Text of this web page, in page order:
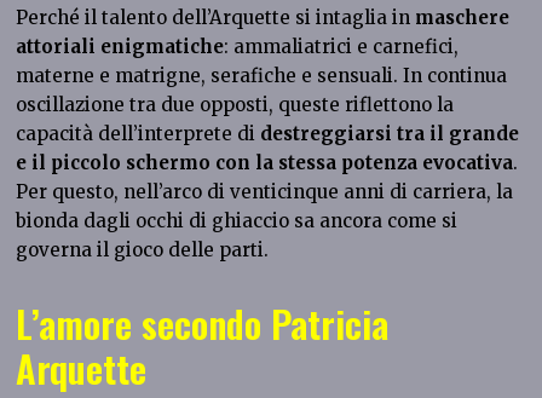
Perché il talento dell’Arquette si intaglia in maschere
attoriali enigmatiche: ammaliatrici e carnefici,
materne e matrigne, serafiche e sensuali. In continua
oscillazione tra due opposti, queste riflettono la
capacità dell’interprete di destreggiarsi tra il grande
e il piccolo schermo con la stessa potenza evocativa.
Per questo, nell’arco di venticinque anni di carriera, la
bionda dagli occhi di ghiaccio sa ancora come si
governa il gioco delle parti.
L’amore secondo Patricia
Arquette